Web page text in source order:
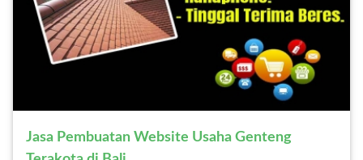
Jasa Pembuatan Website Usaha Genteng